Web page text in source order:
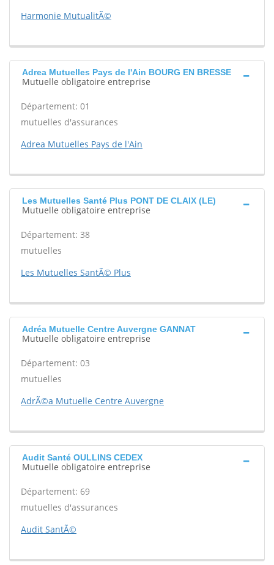
Harmonie MutualitÃ©
Adrea Mutuelles Pays de l'Ain BOURG EN BRESSE
Mutuelle obligatoire entreprise
Département: 01
mutuelles d'assurances
Adrea Mutuelles Pays de l'Ain
Les Mutuelles Santé Plus PONT DE CLAIX (LE)
Mutuelle obligatoire entreprise
Département: 38
mutuelles
Les Mutuelles SantÃ© Plus
Adréa Mutuelle Centre Auvergne GANNAT
Mutuelle obligatoire entreprise
Département: 03
mutuelles
AdrÃ©a Mutuelle Centre Auvergne
Audit Santé OULLINS CEDEX
Mutuelle obligatoire entreprise
Département: 69
mutuelles d'assurances
Audit SantÃ©